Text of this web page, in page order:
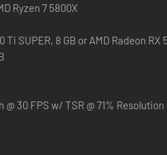
Ryzen 7 5800X
Ti SUPER, 8 GB or AMD Radeon RX
@ 30 FPS w/ TSR @ 71%